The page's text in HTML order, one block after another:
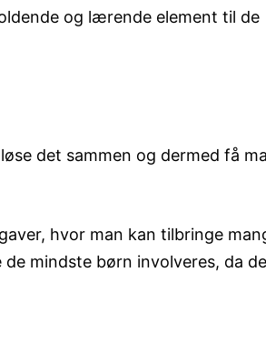
og lærende element til de
det sammen og dermed få
hvor man kan tilbringe
mindste børn involveres, da